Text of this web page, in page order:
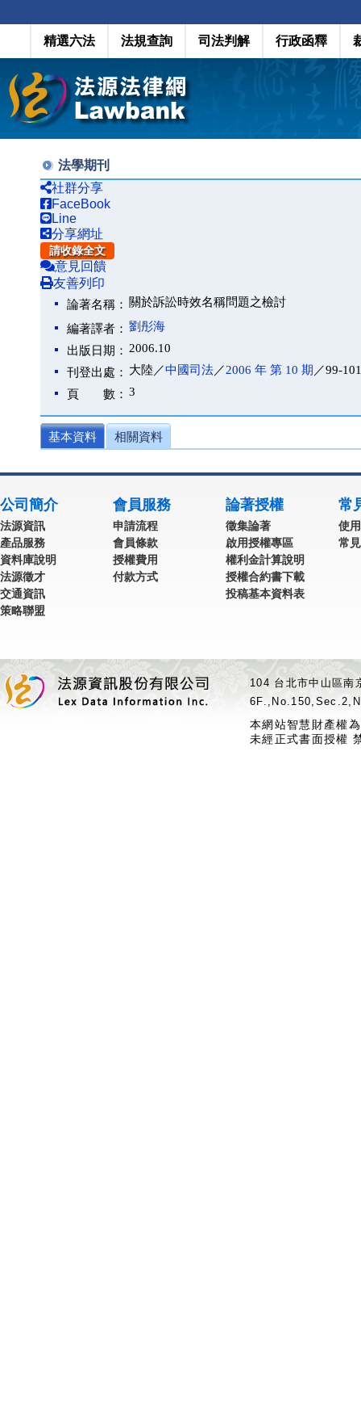
精選六法 法規查詢 司法判解 行政函釋
法學期刊
社群分享
FaceBook
Line
分享網址
請收錄全文
意見回饋
友善列印
論著名稱： 關於訴訟時效名稱問題之檢討
編著譯者： 劉彤海
出版日期： 2006.10
刊登出處： 大陸／中國司法／2006 年 第 10 期 ／99-
頁 數： 3
基本資料 相關資料
公司簡介
法源資訊
產品服務
資料庫說明
法源徵才
交通資訊
策略聯盟
會員服務
申請流程
會員條款
授權費用
付款方式
論著授權
徵集論著
啟用授權專區
權利金計算說明
授權合約書下載
投稿基本資料表
常
使
常
104 台北市中山區
本網站智慧財產權
未經正式書面授權